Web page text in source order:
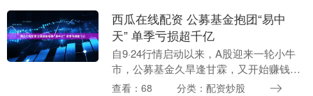
西瓜在线配资 公募基金抱团“易中
天” 单季亏损超千亿
自9·24行情启动以来，A股迎来一轮小牛
市，公募基金久旱逢甘霖，又开始赚钱
了。 中国基金业协会披露的数据显示，截
查看：68 分类：配资炒股